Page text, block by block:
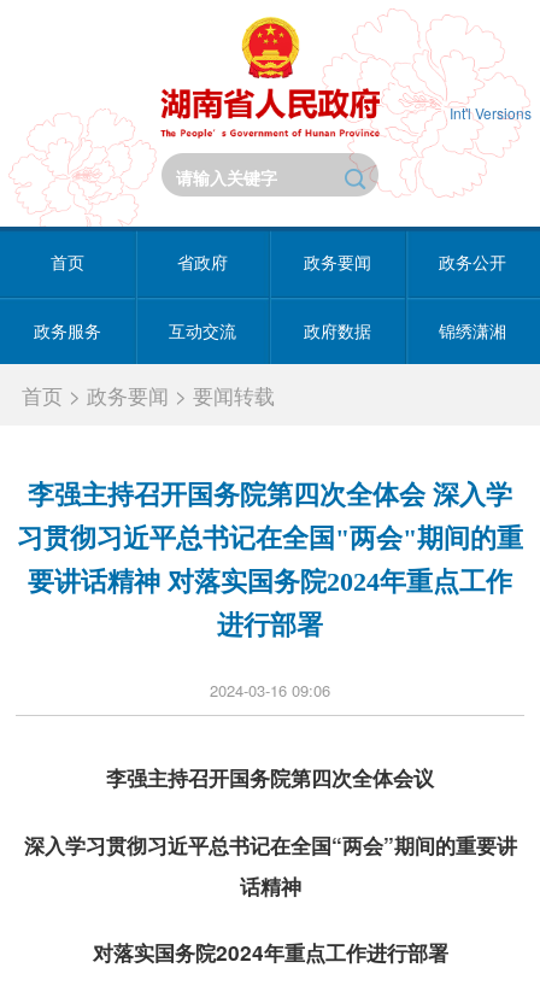
Int'l Versions
首页 省政府 政务要闻 政务公开
政务服务 互动交流 政府数据 锦绣潇湘
首页 >政务要闻 >要闻转载
李强主持召开国务院第四次全体会 深入学
习贯彻习近平总书记在全国"两会"期间的重
要讲话精神 对落实国务院2024年重点工作
进行部署
2024-03-16 09:06
李强主持召开国务院第四次全体会议
深入学习贯彻习近平总书记在全国“两会”期间的重要讲
话精神
对落实国务院2024年重点工作进行部署